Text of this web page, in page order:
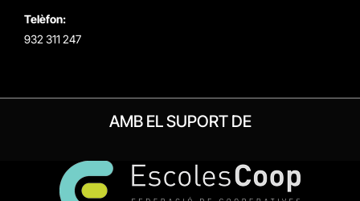
Telèfon:
932 311 247
AMB EL SUPORT DE